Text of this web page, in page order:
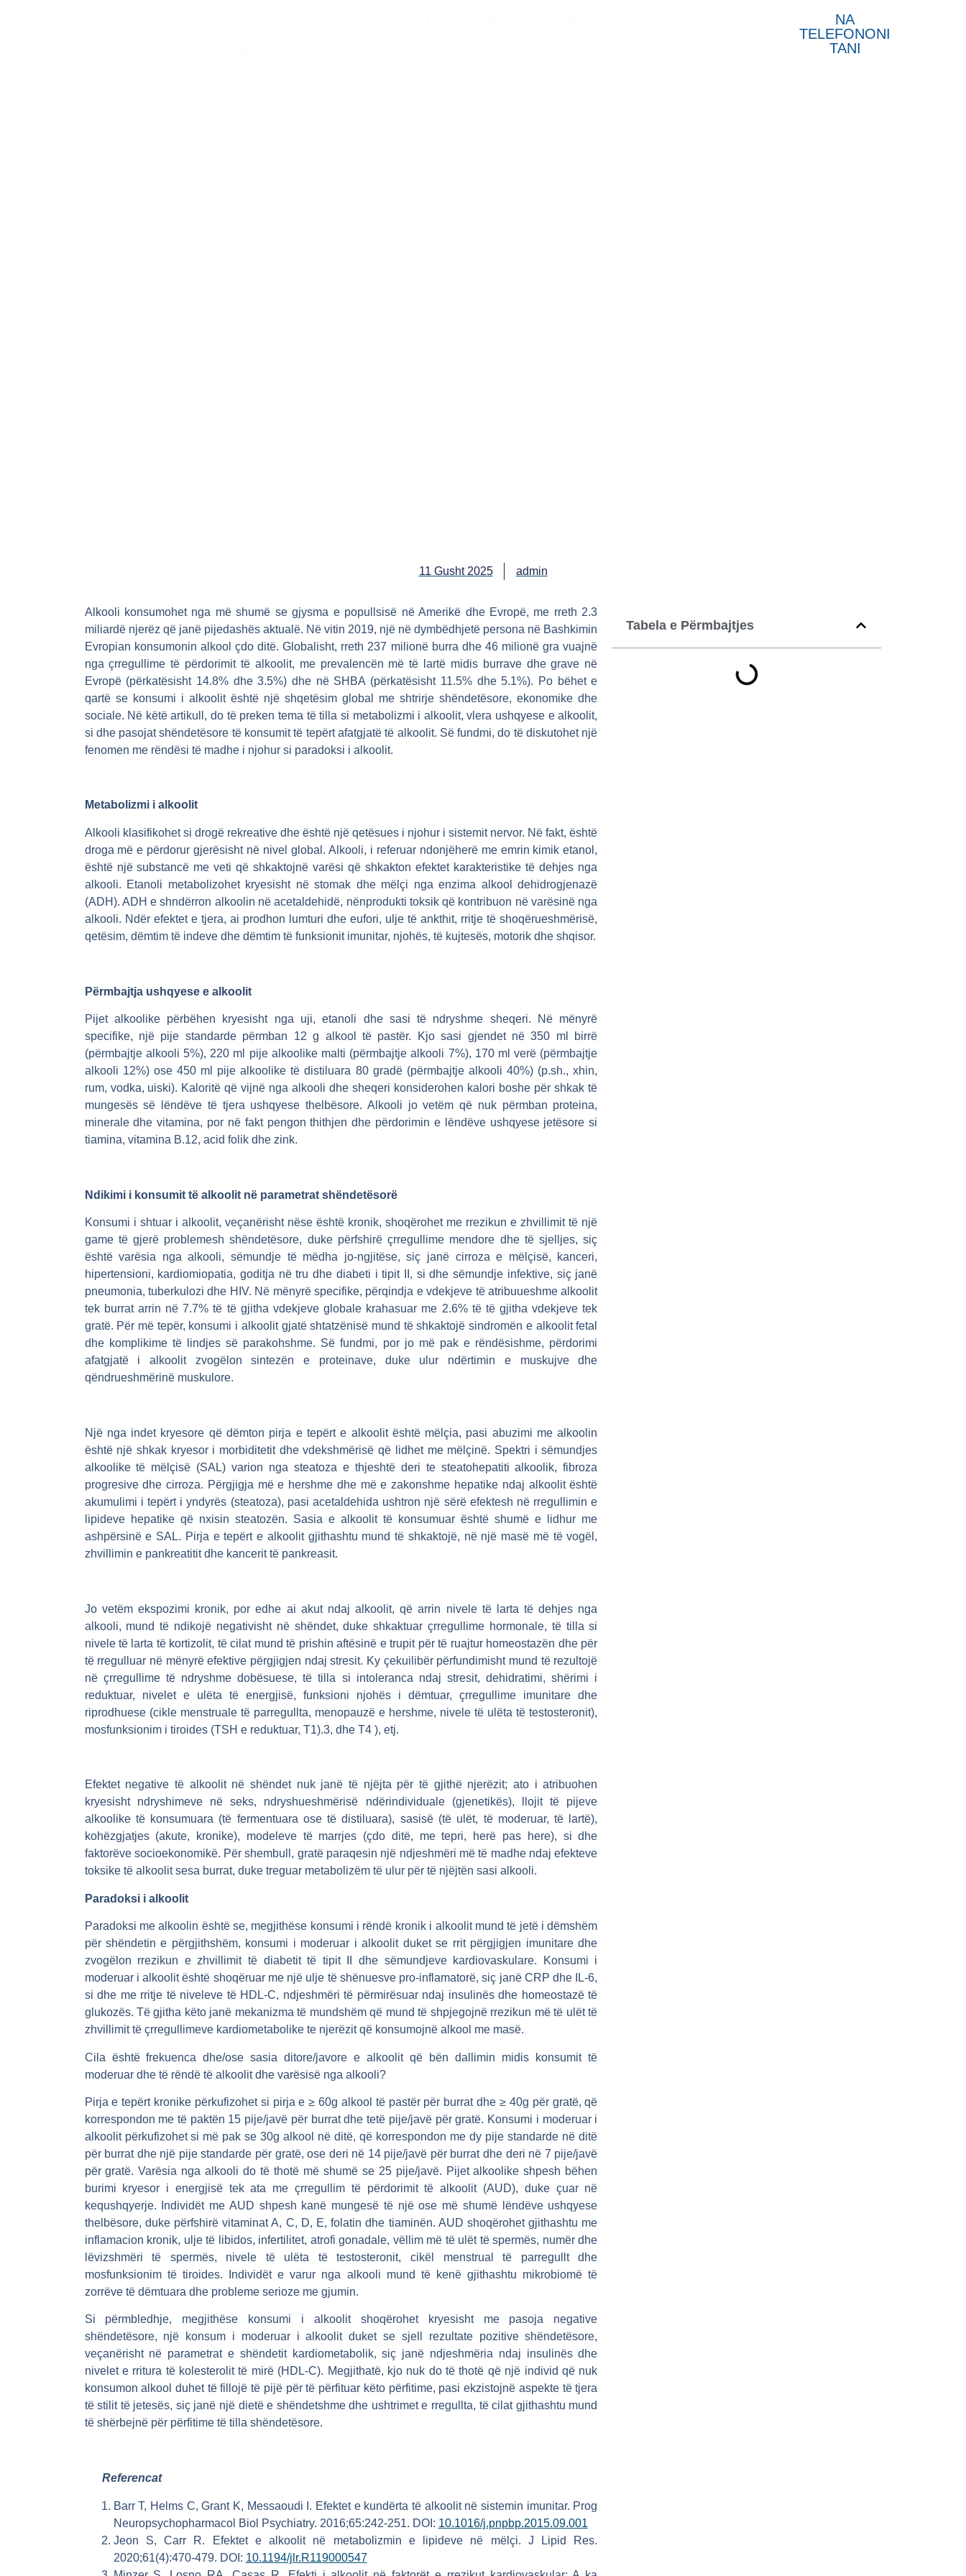
NA
TELEFONONI
TANI
11 Gusht 2025 admin
Alkooli konsumohet nga më shumë se gjysma e popullsisë në Amerikë dhe Evropë, me rreth 2.3
miliardë njerëz që janë pijedashës aktualë. Në vitin 2019, një në dymbëdhjetë persona në Bashkimin
Evropian konsumonin alkool çdo ditë. Globalisht, rreth 237 milionë burra dhe 46 milionë gra vuajnë
nga çrregullime të përdorimit të alkoolit, me prevalencën më të lartë midis burrave dhe grave në
Evropë (përkatësisht 14.8% dhe 3.5%) dhe në SHBA (përkatësisht 11.5% dhe 5.1%). Po bëhet e
qartë se konsumi i alkoolit është një shqetësim global me shtrirje shëndetësore, ekonomike dhe
sociale. Në këtë artikull, do të preken tema të tilla si metabolizmi i alkoolit, vlera ushqyese e alkoolit,
si dhe pasojat shëndetësore të konsumit të tepërt afatgjatë të alkoolit. Së fundmi, do të diskutohet një
fenomen me rëndësi të madhe i njohur si paradoksi i alkoolit.
Metabolizmi i alkoolit
Alkooli klasifikohet si drogë rekreative dhe është një qetësues i njohur i sistemit nervor. Në fakt, është
droga më e përdorur gjerësisht në nivel global. Alkooli, i referuar ndonjëherë me emrin kimik etanol,
është një substancë me veti që shkaktojnë varësi që shkakton efektet karakteristike të dehjes nga
alkooli. Etanoli metabolizohet kryesisht në stomak dhe mëlçi nga enzima alkool dehidrogjenazë
(ADH). ADH e shndërron alkoolin në acetaldehidë, nënprodukti toksik që kontribuon në varësinë nga
alkooli. Ndër efektet e tjera, ai prodhon lumturi dhe eufori, ulje të ankthit, rritje të shoqërueshmërisë,
qetësim, dëmtim të indeve dhe dëmtim të funksionit imunitar, njohës, të kujtesës, motorik dhe shqisor.
Përmbajtja ushqyese e alkoolit
Pijet alkoolike përbëhen kryesisht nga uji, etanoli dhe sasi të ndryshme sheqeri. Në mënyrë
specifike, një pije standarde përmban 12 g alkool të pastër. Kjo sasi gjendet në 350 ml birrë
(përmbajtje alkooli 5%), 220 ml pije alkoolike malti (përmbajtje alkooli 7%), 170 ml verë (përmbajtje
alkooli 12%) ose 450 ml pije alkoolike të distiluara 80 gradë (përmbajtje alkooli 40%) (p.sh., xhin,
rum, vodka, uiski). Kaloritë që vijnë nga alkooli dhe sheqeri konsiderohen kalori boshe për shkak të
mungesës së lëndëve të tjera ushqyese thelbësore. Alkooli jo vetëm që nuk përmban proteina,
minerale dhe vitamina, por në fakt pengon thithjen dhe përdorimin e lëndëve ushqyese jetësore si
tiamina, vitamina B.12, acid folik dhe zink.
Ndikimi i konsumit të alkoolit në parametrat shëndetësorë
Konsumi i shtuar i alkoolit, veçanërisht nëse është kronik, shoqërohet me rrezikun e zhvillimit të një
game të gjerë problemesh shëndetësore, duke përfshirë çrregullime mendore dhe të sjelljes, siç
është varësia nga alkooli, sëmundje të mëdha jo-ngjitëse, siç janë cirroza e mëlçisë, kanceri,
hipertensioni, kardiomiopatia, goditja në tru dhe diabeti i tipit II, si dhe sëmundje infektive, siç janë
pneumonia, tuberkulozi dhe HIV. Në mënyrë specifike, përqindja e vdekjeve të atribuueshme alkoolit
tek burrat arrin në 7.7% të të gjitha vdekjeve globale krahasuar me 2.6% të të gjitha vdekjeve tek
gratë. Për më tepër, konsumi i alkoolit gjatë shtatzënisë mund të shkaktojë sindromën e alkoolit fetal
dhe komplikime të lindjes së parakohshme. Së fundmi, por jo më pak e rëndësishme, përdorimi
afatgjatë i alkoolit zvogëlon sintezën e proteinave, duke ulur ndërtimin e muskujve dhe
qëndrueshmërinë muskulore.
Një nga indet kryesore që dëmton pirja e tepërt e alkoolit është mëlçia, pasi abuzimi me alkoolin
është një shkak kryesor i morbiditetit dhe vdekshmërisë që lidhet me mëlçinë. Spektri i sëmundjes
alkoolike të mëlçisë (SAL) varion nga steatoza e thjeshtë deri te steatohepatiti alkoolik, fibroza
progresive dhe cirroza. Përgjigja më e hershme dhe më e zakonshme hepatike ndaj alkoolit është
akumulimi i tepërt i yndyrës (steatoza), pasi acetaldehida ushtron një sërë efektesh në rregullimin e
lipideve hepatike që nxisin steatozën. Sasia e alkoolit të konsumuar është shumë e lidhur me
ashpërsinë e SAL. Pirja e tepërt e alkoolit gjithashtu mund të shkaktojë, në një masë më të vogël,
zhvillimin e pankreatitit dhe kancerit të pankreasit.
Jo vetëm ekspozimi kronik, por edhe ai akut ndaj alkoolit, që arrin nivele të larta të dehjes nga
alkooli, mund të ndikojë negativisht në shëndet, duke shkaktuar çrregullime hormonale, të tilla si
nivele të larta të kortizolit, të cilat mund të prishin aftësinë e trupit për të ruajtur homeostazën dhe për
të rregulluar në mënyrë efektive përgjigjen ndaj stresit. Ky çekuilibër përfundimisht mund të rezultojë
në çrregullime të ndryshme dobësuese, të tilla si intoleranca ndaj stresit, dehidratimi, shërimi i
reduktuar, nivelet e ulëta të energjisë, funksioni njohës i dëmtuar, çrregullime imunitare dhe
riprodhuese (cikle menstruale të parregullta, menopauzë e hershme, nivele të ulëta të testosteronit),
mosfunksionim i tiroides (TSH e reduktuar, T1).3, dhe T4), etj.
Efektet negative të alkoolit në shëndet nuk janë të njëjta për të gjithë njerëzit; ato i atribuohen
kryesisht ndryshimeve në seks, ndryshueshmërisë ndërindividuale (gjenetikës), llojit të pijeve
alkoolike të konsumuara (të fermentuara ose të distiluara), sasisë (të ulët, të moderuar, të lartë),
kohëzgjatjes (akute, kronike), modeleve të marrjes (çdo ditë, me tepri, herë pas here), si dhe
faktorëve socioekonomikë. Për shembull, gratë paraqesin një ndjeshmëri më të madhe ndaj efekteve
toksike të alkoolit sesa burrat, duke treguar metabolizëm të ulur për të njëjtën sasi alkooli.
Paradoksi i alkoolit
Paradoksi me alkoolin është se, megjithëse konsumi i rëndë kronik i alkoolit mund të jetë i dëmshëm
për shëndetin e përgjithshëm, konsumi i moderuar i alkoolit duket se rrit përgjigjen imunitare dhe
zvogëlon rrezikun e zhvillimit të diabetit të tipit II dhe sëmundjeve kardiovaskulare. Konsumi i
moderuar i alkoolit është shoqëruar me një ulje të shënuesve pro-inflamatorë, siç janë CRP dhe IL-6,
si dhe me rritje të niveleve të HDL-C, ndjeshmëri të përmirësuar ndaj insulinës dhe homeostazë të
glukozës. Të gjitha këto janë mekanizma të mundshëm që mund të shpjegojnë rrezikun më të ulët të
zhvillimit të çrregullimeve kardiometabolike te njerëzit që konsumojnë alkool me masë.
Cila është frekuenca dhe/ose sasia ditore/javore e alkoolit që bën dallimin midis konsumit të
moderuar dhe të rëndë të alkoolit dhe varësisë nga alkooli?
Pirja e tepërt kronike përkufizohet si pirja e ≥ 60g alkool të pastër për burrat dhe ≥ 40g për gratë, që
korrespondon me të paktën 15 pije/javë për burrat dhe tetë pije/javë për gratë. Konsumi i moderuar i
alkoolit përkufizohet si më pak se 30g alkool në ditë, që korrespondon me dy pije standarde në ditë
për burrat dhe një pije standarde për gratë, ose deri në 14 pije/javë për burrat dhe deri në 7 pije/javë
për gratë. Varësia nga alkooli do të thotë më shumë se 25 pije/javë. Pijet alkoolike shpesh bëhen
burimi kryesor i energjisë tek ata me çrregullim të përdorimit të alkoolit (AUD), duke çuar në
kequshqyerje. Individët me AUD shpesh kanë mungesë të një ose më shumë lëndëve ushqyese
thelbësore, duke përfshirë vitaminat A, C, D, E, folatin dhe tiaminën. AUD shoqërohet gjithashtu me
inflamacion kronik, ulje të libidos, infertilitet, atrofi gonadale, vëllim më të ulët të spermës, numër dhe
lëvizshmëri të spermës, nivele të ulëta të testosteronit, cikël menstrual të parregullt dhe
mosfunksionim të tiroides. Individët e varur nga alkooli mund të kenë gjithashtu mikrobiomë të
zorrëve të dëmtuara dhe probleme serioze me gjumin.
Si përmbledhje, megjithëse konsumi i alkoolit shoqërohet kryesisht me pasoja negative
shëndetësore, një konsum i moderuar i alkoolit duket se sjell rezultate pozitive shëndetësore,
veçanërisht në parametrat e shëndetit kardiometabolik, siç janë ndjeshmëria ndaj insulinës dhe
nivelet e rritura të kolesterolit të mirë (HDL-C). Megjithatë, kjo nuk do të thotë që një individ që nuk
konsumon alkool duhet të fillojë të pijë për të përfituar këto përfitime, pasi ekzistojnë aspekte të tjera
të stilit të jetesës, siç janë një dietë e shëndetshme dhe ushtrimet e rregullta, të cilat gjithashtu mund
të shërbejnë për përfitime të tilla shëndetësore.
Referencat
Barr T, Helms C, Grant K, Messaoudi I. Efektet e kundërta të alkoolit në sistemin imunitar. Prog
Neuropsychopharmacol Biol Psychiatry. 2016;65:242-251. DOI: 10.1016/j.pnpbp.2015.09.001
Jeon S, Carr R. Efektet e alkoolit në metabolizmin e lipideve në mëlçi. J Lipid Res.
2020;61(4):470-479. DOI: 10.1194/jlr.R119000547
Tabela e Përmbajtjes